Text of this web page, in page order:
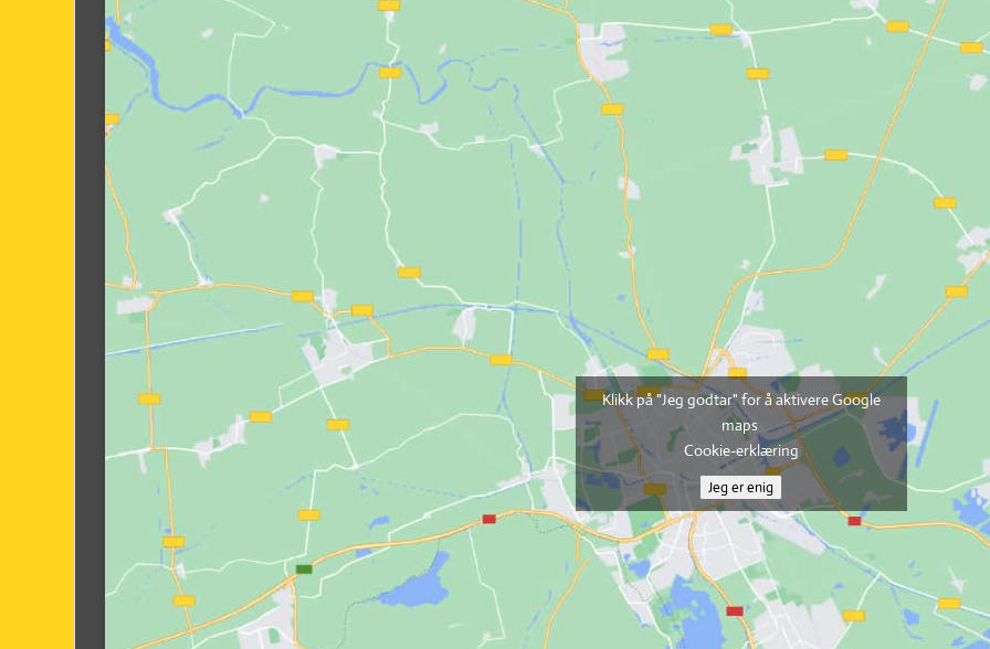
Klikk på "Jeg godtar" for å aktivere Google
maps
Cookie-erklæring
Jeg er enig